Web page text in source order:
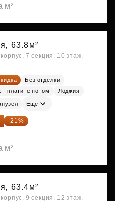
м²
63.8м²
7 секция, 10 этаж,
Без отделки
- платите потом
Лоджия
Ещё
-21%
м²
63.4м²
9 секция, 12 этаж,